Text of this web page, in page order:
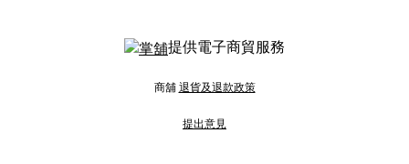
提供電子商貿服務
商舖 退貨及退款政策
提出意見